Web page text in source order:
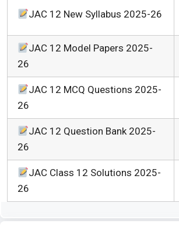
JAC 12 New Syllabus 2025-26
JAC 12 Model Papers 2025-
26
JAC 12 MCQ Questions 2025-
26
JAC 12 Question Bank 2025-
26
JAC Class 12 Solutions 2025-
26